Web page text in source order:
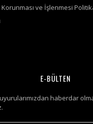
ve İşlenmesi
E-BÜLTEN
haberdar